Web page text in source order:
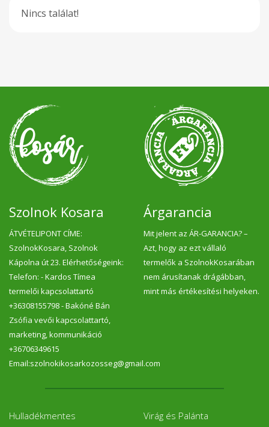
Nincs találat!
Szolnok Kosara
ÁTVÉTELIPONT CÍME:
SzolnokKosara, Szolnok
Kápolna út 23. Elérhetőségeink:
Telefon: - Kardos Tímea
termelői kapcsolattartó
+36308155798 - Bakóné Bán
Zsófia vevői kapcsolattartó,
marketing, kommunikáció
+36706349615
Email:szolnokikosarkozosseg@gmail.com
Árgarancia
Mit jelent az ÁR-GARANCIA? –
Azt, hogy az ezt vállaló
termelők a SzolnokKosarában
nem árusítanak drágábban,
mint más értékesítési helyeken.
Hulladékmentes
Virág és Palánta